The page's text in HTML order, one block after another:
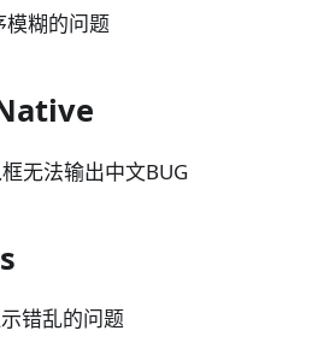
糊的问题
无法输出中文BUG
错乱的问题